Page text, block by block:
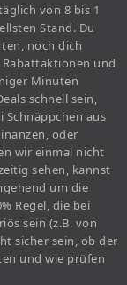
von 8 bis 1
Stand. Du
noch dich
Rabattaktionen und
Minuten
schnell sein,
Schnäppchen aus
oder
wir einmal nicht
sehen, kannst
um die
Regel, die bei
sein (z.B. von
sicher sein, ob der
und wie prüfen